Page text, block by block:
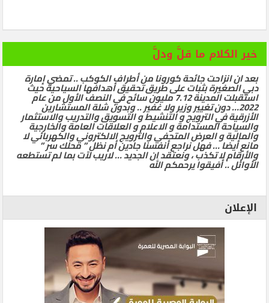
خير الكلام ما قلَّ ودلَّ
بعد ان انزاحت جائحة كورونا من أطراف الكوكب .. تمضي إمارة
دبي الصغيرة بثبات على طريق تحقيق أهدافها السياحية حيث
استقبلت المدينة 7.12 مليون سائح في النصف الأول من عام
2022… دون تغيير وزير ولا غفير .. وبدون شلة المستشارين
الأزرقية في الترويج و التنشيط و التسويق والتدريب والاستثمار
والسياحة المستدامة و الاعلام و العلاقات العامة والخارجية
والمالية و العرض المتحفي والترويج الالكتروني والكهربائي لا
مانع أيضا … فهل نراجع أنفسنا جادين أم نظل ” محلك سر ”
والأرقام لا تكذب ، ونعتقد ان الجديد … لاريب لآت بما لم تستطعه
الأوائل .. أفيقوا يرحمكم الله
الإعلان